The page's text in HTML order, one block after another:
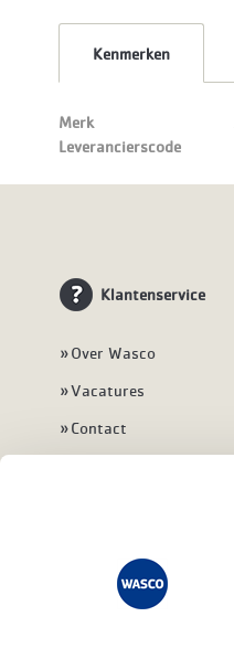
Kenmerken
Merk
Leverancierscode
Klantenservice
Over Wasco
Vacatures
Contact
Veelgestelde vragen